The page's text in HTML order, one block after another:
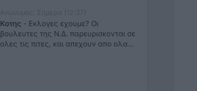
Κοτης - Εκλογες εχουμε? Οι
βουλευτες της Ν.Δ. παρευρισκονται σε
ολες τις πιτες, και απεχουν απο ολα